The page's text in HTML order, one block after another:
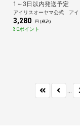
1～3日以内発送予定
アイリスオーヤマ公式 アイ
3,280 円 (税込)
30ポイント